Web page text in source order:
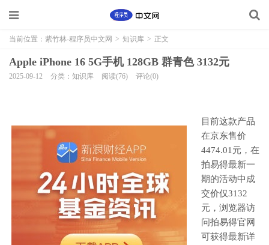
当前位置： 紫竹林-程序员中文网 > 知识库 > 正文
Apple iPhone 16 5G手机 128GB 群青色 3132元
2025-09-12 分类：知识库 阅读(76) 评论(0)
目前这款产品
在京东售价
4474.01元，在
拍易得最新一
期的活动中成
交价仅3132
元，浏览器访
问拍易得官网
可获得最新详